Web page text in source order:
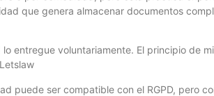
que genera almacenar documentos
entregue voluntariamente. El principio de
puede ser compatible con el RGPD, pero